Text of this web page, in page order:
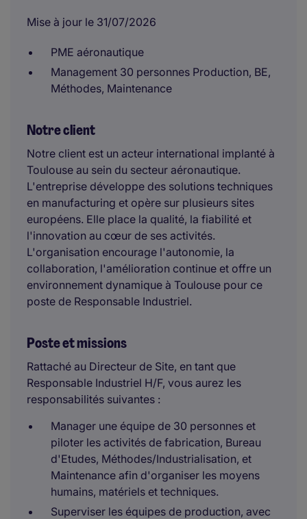
Mise à jour le 31/07/2026
PME aéronautique
Management 30 personnes Production, BE,
Méthodes, Maintenance
Notre client
Notre client est un acteur international implanté à
Toulouse au sein du secteur aéronautique.
L'entreprise développe des solutions techniques
en manufacturing et opère sur plusieurs sites
européens. Elle place la qualité, la fiabilité et
l'innovation au cœur de ses activités.
L'organisation encourage l'autonomie, la
collaboration, l'amélioration continue et offre un
environnement dynamique à Toulouse pour ce
poste de Responsable Industriel.
Poste et missions
Rattaché au Directeur de Site, en tant que
Responsable Industriel H/F, vous aurez les
responsabilités suivantes :
Manager une équipe de 30 personnes et
piloter les activités de fabrication, Bureau
d'Etudes, Méthodes/Industrialisation, et
Maintenance afin d'organiser les moyens
humains, matériels et techniques.
Superviser les équipes de production, avec